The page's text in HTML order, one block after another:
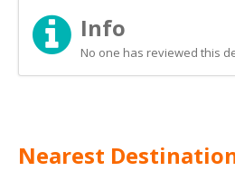
Info
No one has reviewed this
Nearest